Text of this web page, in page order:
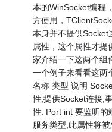
本的WinSocket编程
方使用，
本身并不提供Socket
属性，这个属性才提
家介绍一下这两个组
一个例子来看看这两
名称 类型 说明
性,提供Socket连接,
性. Port int 要监听的
服务类型,此属性将